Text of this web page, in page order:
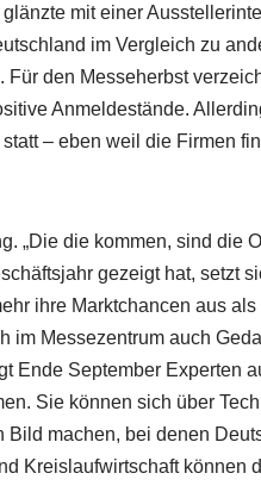
mit einer
im Vergleich zu
Für den Messeherbst
Anmeldestände.
– eben weil die Firmen
„Die die kommen, sind die
gezeigt hat, setzt
ihre Marktchancen aus als
im Messezentrum auch
Ende September Experten
Sie können sich über
machen, bei denen
Kreislaufwirtschaft können